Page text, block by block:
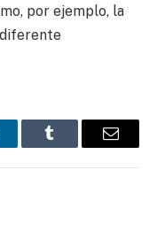
por ejemplo, la
Tumblr Email